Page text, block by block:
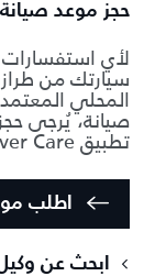
حجز موعد صيانة
لأي استفسارات
سيارتك من
المحلي
صيانة، يُرجى
تطبيق Land Rover Care.
اطلب
ابحث عن